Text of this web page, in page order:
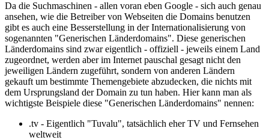
Da die Suchmaschinen - allen voran eben Google - sich auch genau
ansehen, wie die Betreiber von Webseiten die Domains benutzen
gibt es auch eine Besserstellung in der Internationalisierung von
sogenannten "Generischen Länderdomains". Diese generischen
Länderdomains sind zwar eigentlich - offiziell - jeweils einem Land
zugeordnet, werden aber im Internet pauschal gesagt nicht den
jeweiligen Ländern zugeführt, sondern von anderen Ländern
gekauft um bestimmte Themengebiete abzudecken, die nichts mit
dem Ursprungsland der Domain zu tun haben. Hier kann man als
wichtigste Beispiele diese "Generischen Länderdomains" nennen:
.tv - Eigentlich "Tuvalu", tatsächlich eher TV und Fernsehen
weltweit